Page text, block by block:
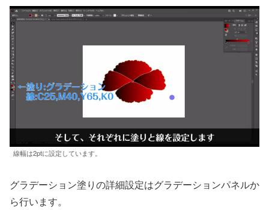
線幅は2ptに設定しています。
グラデーション塗りの詳細設定はグラデーションパネルか
ら行います。